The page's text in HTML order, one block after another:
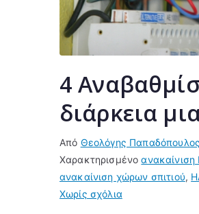
4
διάρκεια
Από Θεολόγης
Χαρακτηρισμένοανακαίνιση
ανακαίνιση χώρων σπιτιού,
Χωρίς σχόλιαστο